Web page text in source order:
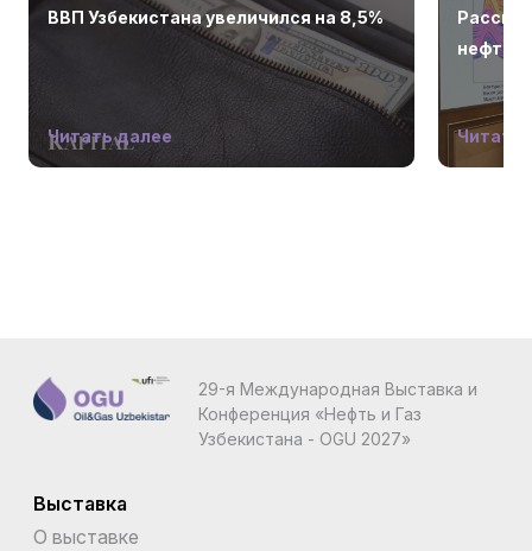
ВВП Узбекистана увеличился на 8,5%
Читать далее Читать
29-я Международная Выставка и
Конференция «Нефть и Газ
Узбекистана - OGU 2027»
Выставка
О выставке